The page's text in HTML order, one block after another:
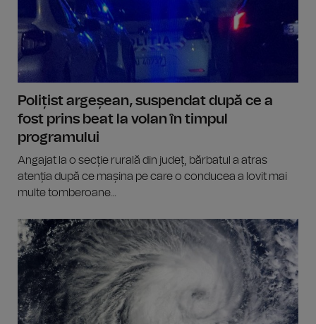
Polițist argeșean, suspendat după ce a
fost prins beat la volan în timpul
programului
Angajat la o secție rurală din județ, bărbatul a atras
atenția după ce mașina pe care o conducea a lovit mai
multe tomberoane...